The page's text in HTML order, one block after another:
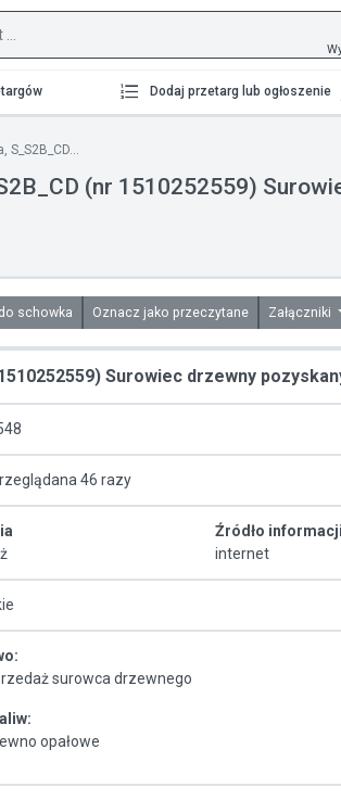
Dodaj przetarg lub ogłoszenie
(nr 1510252559)
Dodaj do schowka Oznacz jako przeczytane Załączniki
Surowiec drzewny
46 razy
Źródło informacji
internet
surowca drzewnego
opałowe